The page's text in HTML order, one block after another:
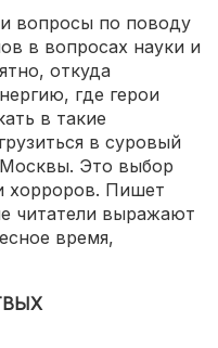
вопросы по поводу
в вопросах науки и
откуда
где герои
в такие
в суровый
Это выбор
хорроров. Пишет
читатели выражают
время,